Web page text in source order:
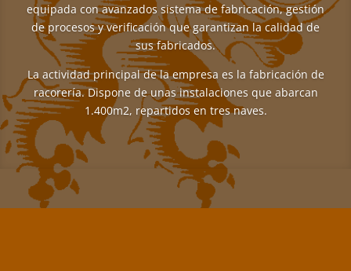
equipada con avanzados sistema de fabricación, gestión
de procesos y verificación que garantizan la calidad de
sus fabricados.
La actividad principal de la empresa es la fabricación de
racorería. Dispone de unas instalaciones que abarcan
1.400m2, repartidos en tres naves.